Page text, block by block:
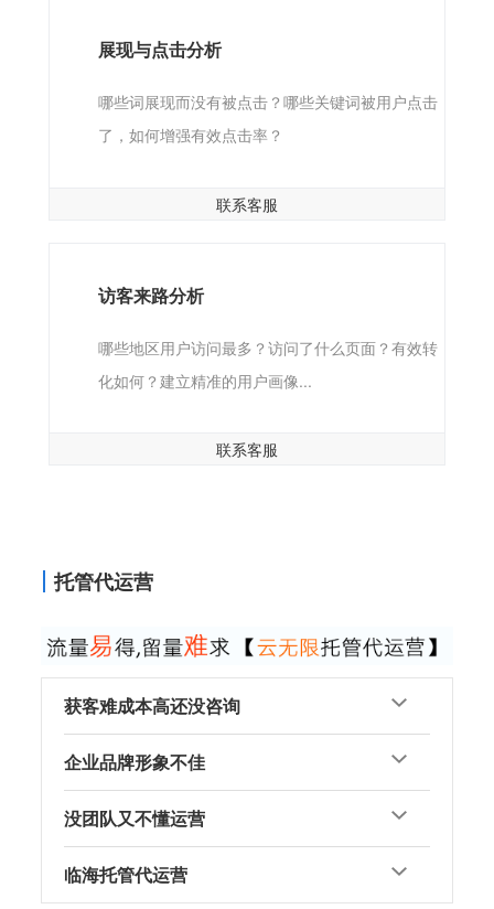
展现与点击分析
哪些词展现而没有被点击？哪些关键词被用户点击
了，如何增强有效点击率？
联系客服
访客来路分析
哪些地区用户访问最多？访问了什么页面？有效转
化如何？建立精准的用户画像...
联系客服
托管代运营
获客难成本高还没咨询
企业品牌形象不佳
没团队又不懂运营
临海托管代运营